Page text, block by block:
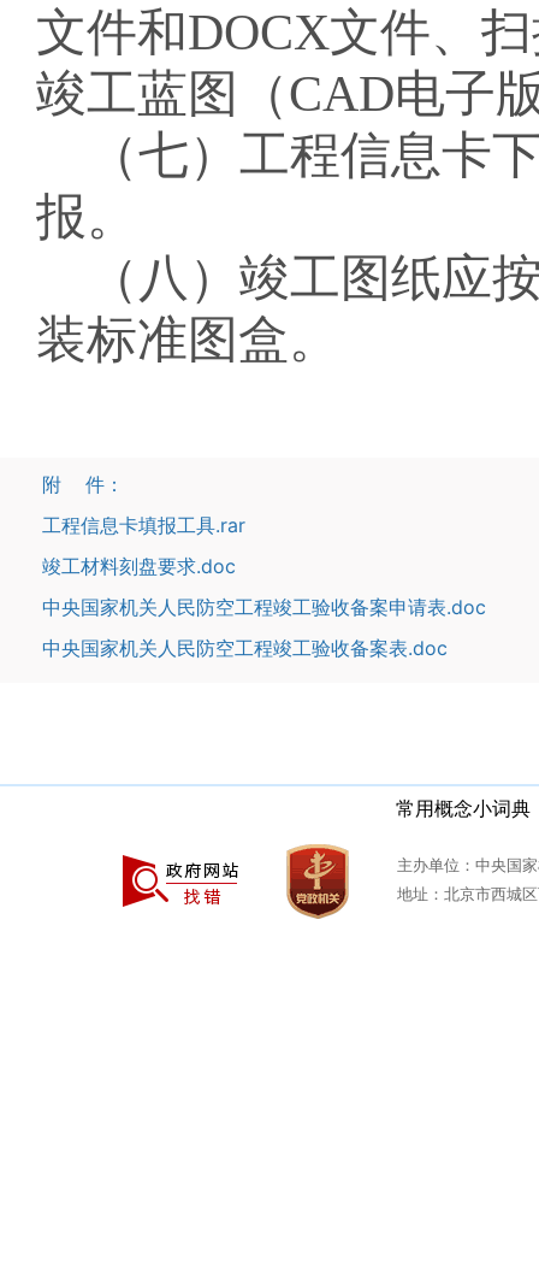
文件和DOCX文件、
竣工蓝图（CAD电子
（七）工程信息卡
报。
（八）竣工图纸应
装标准图盒。
附 件：
工程信息卡填报工具.rar
竣工材料刻盘要求.doc
中央国家机关人民防空工程竣工验收备案申请表.doc
中央国家机关人民防空工程竣工验收备案表.doc
常用概念小词典
主办单位：中央国
地址：北京市西城